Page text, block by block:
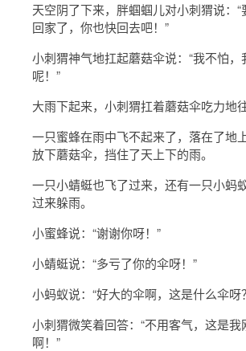
天空阴了下来，胖蝈蝈儿对小刺猬说：
回家了，你也快回去吧！”
小刺猬神气地扛起蘑菇伞说：“我不怕，
呢！”
大雨下起来，小刺猬扛着蘑菇伞吃力地往
一只蜜蜂在雨中飞不起来了，落在了地
放下蘑菇伞，挡住了天上下的雨。
一只小蜻蜓也飞了过来，还有一只小蚂
过来躲雨。
小蜜蜂说：“谢谢你呀！”
小蜻蜓说：“多亏了你的伞呀！”
小蚂蚁说：“好大的伞啊，这是什么伞呀
小刺猬微笑着回答：“不用客气，这是
啊！”